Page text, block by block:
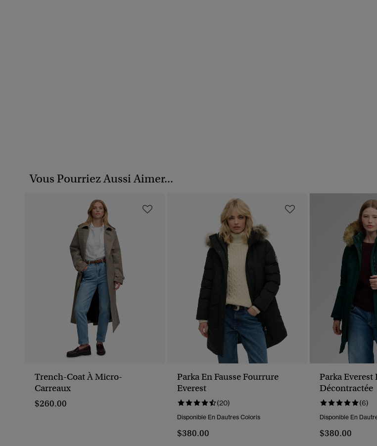
Vous Pourriez Aussi Aimer...
Trench-Coat À Micro-
Carreaux
$260.00
Parka En Fausse Fourrure
Everest
(20)
Disponible En Dautres Coloris
$380.00
Parka Everest
Décontractée
(6)
Disponible En
$380.00